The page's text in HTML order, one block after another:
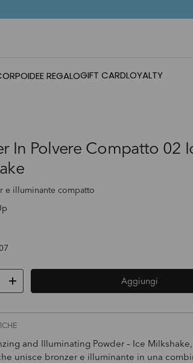
IDEE REGALOGIFT CARDLOYALTY
In Polvere Compatto 02
e illuminante compatto
la quantità
Aumenta la quantità
Aggiungi
and Illuminating Powder – Ice
unisce bronzer e illuminante in una